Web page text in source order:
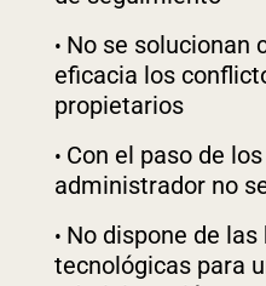
No se solucionan
eficacia los
propietarios
Con el paso de
administrador no
No dispone de
tecnológicas para